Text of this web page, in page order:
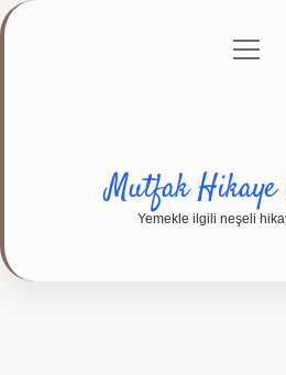
Gizlilik menüyü
Mutfak
Yemekle ilgili neşeli